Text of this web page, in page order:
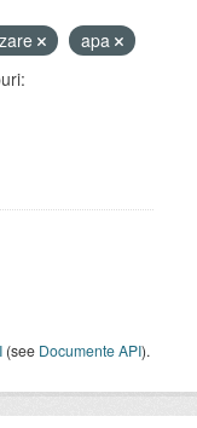
apa
(see Documente API).